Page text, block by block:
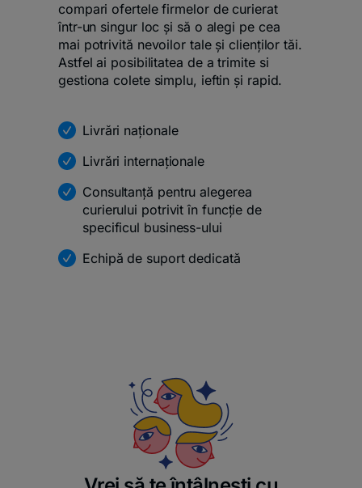
compari ofertele firmelor de curierat
într-un singur loc și să o alegi pe cea
mai potrivită nevoilor tale și clienților tăi.
Astfel ai posibilitatea de a trimite si
gestiona colete simplu, ieftin și rapid.
Livrări naționale
Livrări internaționale
Consultanță pentru alegerea
curierului potrivit în funcție de
specificul business-ului
Echipă de suport dedicată